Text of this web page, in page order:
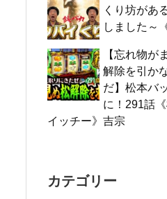
くり坊があ
しました～
【忘れ物が
解除を引か
だ】松本バ
に！291話
イッチー》吉宗
カテゴリー